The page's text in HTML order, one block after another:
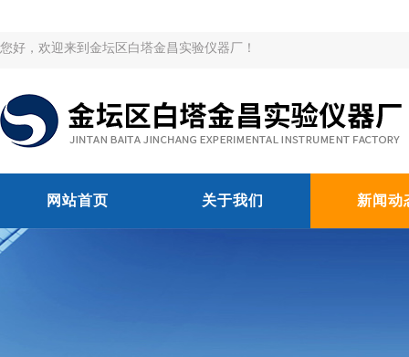
您好，欢迎来到金坛区白塔金昌实验仪器厂！
网站首页 关于我们 新闻动